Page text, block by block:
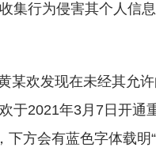
集行为侵害其个人信
欢发现在未经其允许
于2021年3月7日开通
下方会有蓝色字体载